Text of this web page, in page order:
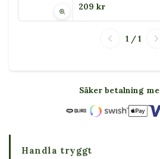
209 kr
1 / 1
Säker betalning
Handla tryggt